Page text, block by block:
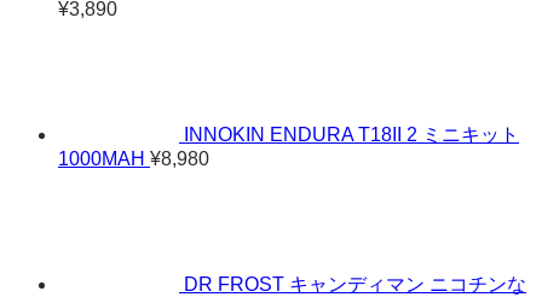
¥3,890
INNOKIN ENDURA T18II 2 ミニキット
1000MAH ¥8,980
DR FROST キャンディマン ニコチンな